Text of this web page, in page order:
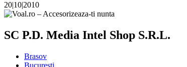
20|10|2010
SC P.D. Media Intel Shop S.R.L.
Brasov
Bucuresti